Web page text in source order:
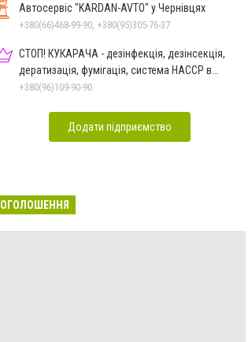
Автосервіс "KARDAN-AVTO" у Чернівцях
+380(66)468-99-90, +380(95)305-76-37
СТОП! КУКАРАЧА - дезінфекція, дезінсекція,
дератизація, фумігація, система HACCP в
Чернівцях
+380(96)109-90-90
Додати підприємство
ОГОЛОШЕННЯ